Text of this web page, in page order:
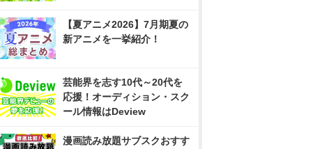
【夏アニメ2026】7月期夏の
新アニメを一挙紹介！
芸能界を志す10代～20代を
応援！オーディション・スク
ール情報はDeview
漫画読み放題サブスクおすす